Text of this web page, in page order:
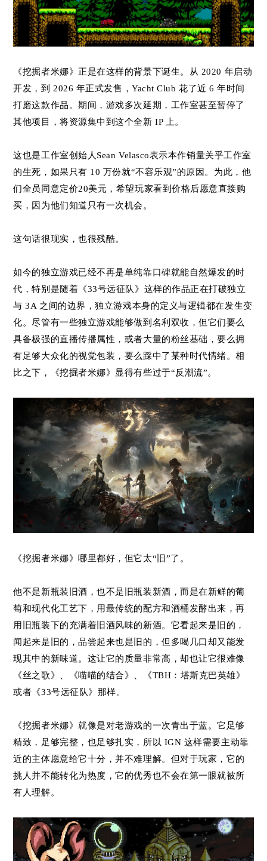
《挖掘者米娜》正是在这样的背景下诞生。从 2020 年启动
开发，到 2026 年正式发售，Yacht Club 花了近 6 年时间
打磨这款作品。期间，游戏多次延期，工作室甚至暂停了
其他项目，将资源集中到这个全新 IP 上。
这也是工作室创始人Sean Velasco表示本作销量关乎工作室
的生死，如果只有 10 万份就“不容乐观”的原因。为此，他
们全员同意定价20美元，希望玩家看到价格后愿意直接购
买，因为他们知道只有一次机会。
这句话很现实，也很残酷。
如今的独立游戏已经不再是单纯靠口碑就能自然爆发的时
代，特别是随着《33号远征队》这样的作品正在打破独立
与 3A 之间的边界，独立游戏本身的定义与逻辑都在发生变
化。尽管有一些独立游戏能够做到名利双收，但它们要么
具备极强的直播传播属性，或者大量的粉丝基础，要么拥
有足够大众化的视觉包装，要么踩中了某种时代情绪。相
比之下，《挖掘者米娜》显得有些过于“反潮流”。
《挖掘者米娜》哪里都好，但它太“旧”了。
他不是新瓶装旧酒，也不是旧瓶装新酒，而是在新鲜的葡
萄和现代化工艺下，用最传统的配方和酒桶发酵出来，再
用旧瓶装下的充满着旧酒风味的新酒。它看起来是旧的，
闻起来是旧的，品尝起来也是旧的，但多喝几口却又能发
现其中的新味道。这让它的质量非常高，却也让它很难像
《丝之歌》、《喵喵的结合》、《TBH：塔斯克巴英雄》
或者《33号远征队》那样。
《挖掘者米娜》就像是对老游戏的一次青出于蓝。它足够
精致，足够完整，也足够扎实，所以 IGN 这样需要主动靠
近的主体愿意给它十分，并不难理解。但对于玩家，它的
挑人并不能转化为热度，它的优秀也不会在第一眼就被所
有人理解。